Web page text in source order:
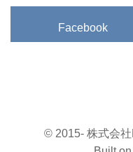
Facebook
© 2015- 株式会